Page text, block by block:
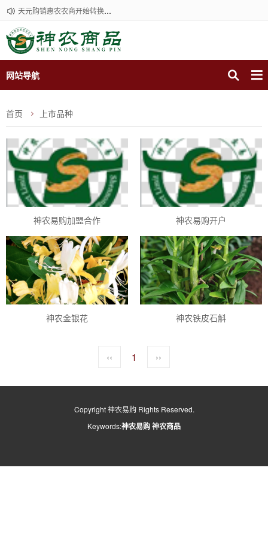
天元购销惠农农商开始转换到神农易购商品现货，合作咨询15961297585
网站导航
首页 上市品种
神农易购加盟合作 神农易购开户
神农金银花 神农铁皮石斛
‹‹ 1 ››
Copyright 神农易购 Rights Reserved.
Keywords:神农易购神农商品